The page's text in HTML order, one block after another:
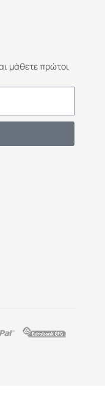
μάθετε πρώτοι